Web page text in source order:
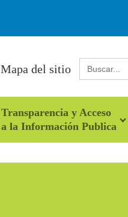
Mapa del sitio
Buscar:
Transparencia y Acceso
a la Información Publica